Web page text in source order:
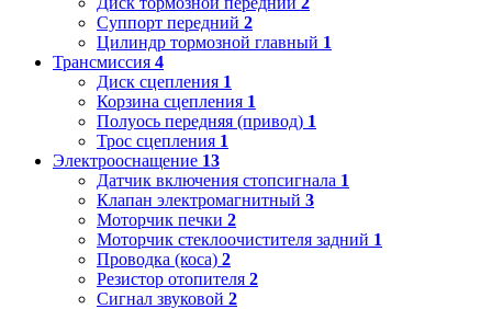
Суппорт передний 2
Цилиндр тормозной главный 1
Трансмиссия 4
Диск сцепления 1
Корзина сцепления 1
Полуось передняя (привод) 1
Трос сцепления 1
Электрооснащение 13
Датчик включения стопсигнала 1
Клапан электромагнитный 3
Моторчик печки 2
Моторчик стеклоочистителя задний 1
Проводка (коса) 2
Резистор отопителя 2
Сигнал звуковой 2